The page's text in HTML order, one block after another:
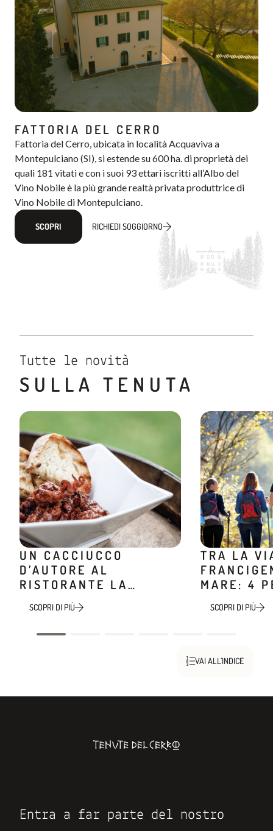
FATTORIA DEL CERRO
Fattoria del Cerro, ubicata in località Acquaviva a
Montepulciano (SI), si estende su 600 ha. di proprietà dei
quali 181 vitati e con i suoi 93 ettari iscritti all’Albo del
Vino Nobile​​ è la più grande realtà privata produttrice di
Vino Nobile di Montepulciano.
SCOPRI RICHIEDI SOGGIORNO
Tutte le novità
SULLA TENUTA
UN CACCIUCCO
D’AUTORE AL
RISTORANTE LA
MINIERA
SCOPRI DI PIÙ
TRA LA
MARE: 4
SCOPRI DI PIÙ
VAI ALL’INDICE
Entra a far parte del nostro